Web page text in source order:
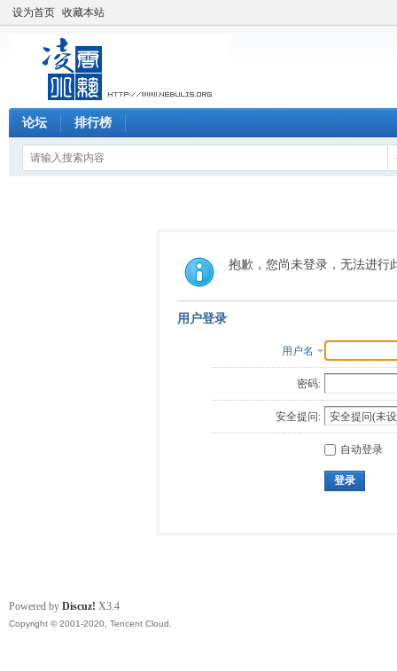
设为首页 收藏本站
论坛 排行榜
抱歉，您尚未登录，无法进行
用户登录
用户名
密码:
安全提问:
自动登录
登录
Powered by Discuz! X3.4
Copyright © 2001-2020, Tencent Cloud.